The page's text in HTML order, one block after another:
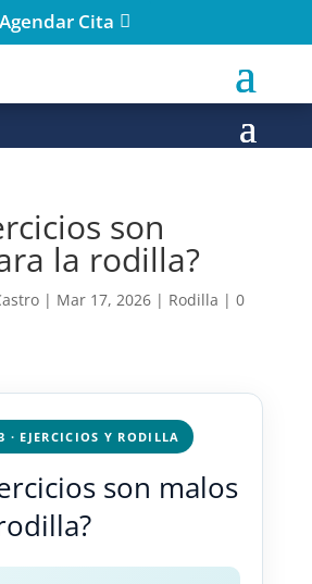
Agendar Cita
son
la rodilla?
| Mar 17, 2026| Rodilla | 0
· EJERCICIOS Y RODILLA
son malos